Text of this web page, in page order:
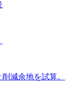
減余地を試算。